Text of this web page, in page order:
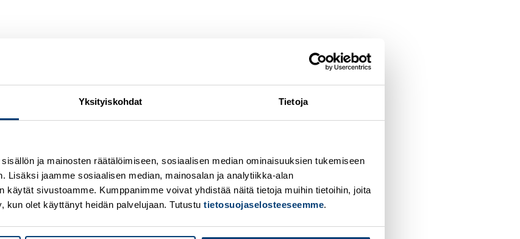
Yksityiskohdat Tietoja
ja mainosten räätälöimiseen, sosiaalisen median ominaisuuksien tukemiseen
Lisäksi jaamme sosiaalisen median, mainosalan ja analytiikka-alan
käytät sivustoamme. Kumppanimme voivat yhdistää näitä tietoja muihin tietoihin, joita
kun olet käyttänyt heidän palvelujaan. Tutustu tietosuojaselosteeseemme.